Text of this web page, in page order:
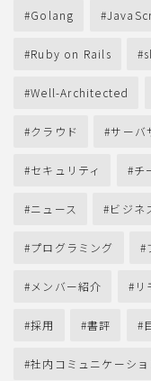
Golang
Ruby on Rails
Well-Architected
クラウド サーバ
セキュリティ チ
ニュース ビジネ
プログラミング
メンバー紹介 リ
採用 書評
社内コミュニケーショ